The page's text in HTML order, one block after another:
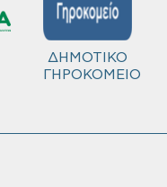
ΔΗΜΟΤΙΚΟ
ΓΗΡΟΚΟΜΕΙΟ